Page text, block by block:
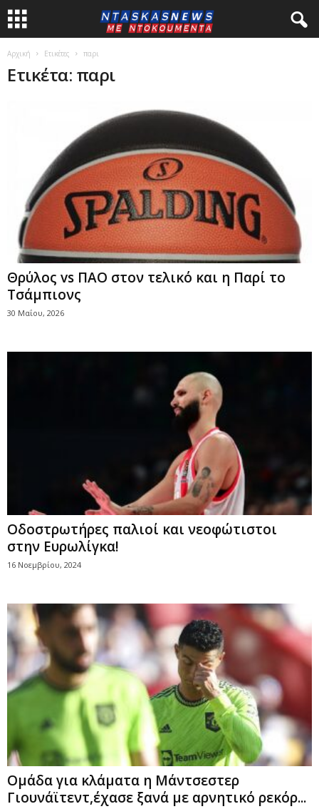
Αρχική Ετικέτες παρι
Ετικέτα: παρι
Θρύλος vs ΠΑΟ στον τελικό και η Παρί το
Τσάμπιονς
30 Μαΐου, 2026
Οδοστρωτήρες παλιοί και νεοφώτιστοι
στην Ευρωλίγκα!
16 Νοεμβρίου, 2024
Ομάδα για κλάματα η Μάντσεστερ
Γιουνάϊτεντ,έχασε ξανά με αρνητικό ρεκόρ...